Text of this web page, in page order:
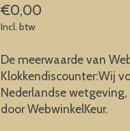
€0,00
Incl. btw
De meerwaarde van
Klokkendiscounter:Wij
Nederlandse
door WebwinkelKeur.